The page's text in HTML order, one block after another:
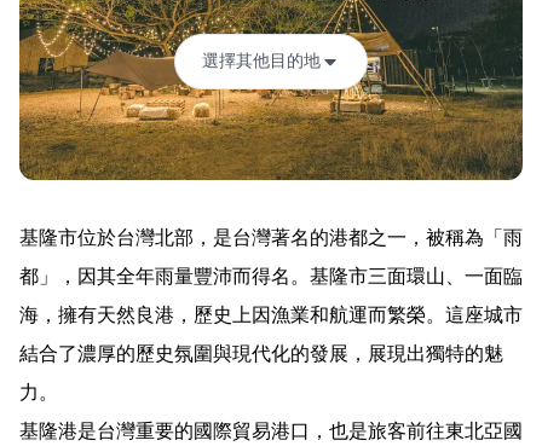
選擇其他目的地
基隆市位於台灣北部，是台灣著名的港都之一，被稱為「雨
都」，因其全年雨量豐沛而得名。基隆市三面環山、一面臨
海，擁有天然良港，歷史上因漁業和航運而繁榮。這座城市
結合了濃厚的歷史氛圍與現代化的發展，展現出獨特的魅
力。
基隆港是台灣重要的國際貿易港口，也是旅客前往東北亞國